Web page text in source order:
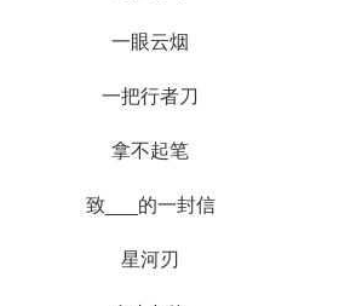
一眼云烟
一把行者刀
拿不起笔
致___的一封信
星河刃